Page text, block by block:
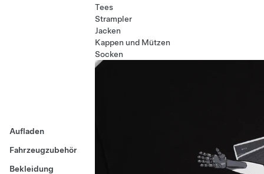
Aufladen
Fahrzeugzubehör
Bekleidung
Tees
Strampler
Jacken
Kappen und Mützen
Socken